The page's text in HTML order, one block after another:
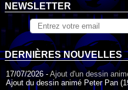
NEWSLETTER
DERNIÈRES NOUVELLES
17/07/2026 -Ajout d'un dessin
Ajout du dessin animé Peter Pan